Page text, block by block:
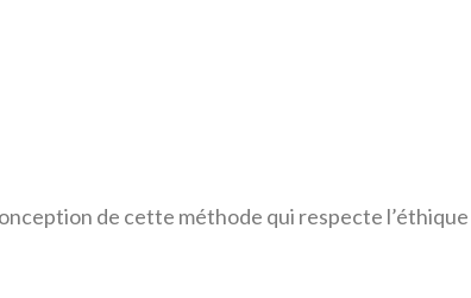
de cette méthode qui respecte